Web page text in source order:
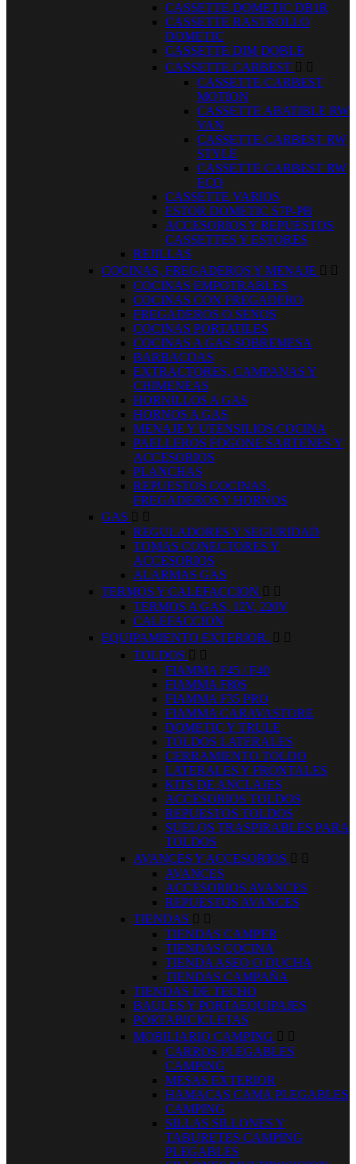
CASSETTE DOMETIC DB1R
CASSETTE RASTROLLO
DOMETIC
CASSETTE DIM DOBLE
CASSETTE CARBEST  
CASSETTE CARBEST
MOTION
CASSETTE ABATIBLE RW
VAN
CASSETTE CARBEST RW
STYLE
CASSETTE CARBEST RW
ECO
CASSETTE VARIOS
ESTOR DOMETIC S7P-PB
ACCESORIOS Y REPUESTOS
CASSETTES Y ESTORES
REJILLAS
COCINAS, FREGADEROS Y MENAJE  
COCINAS EMPOTRABLES
COCINAS CON FREGADERO
FREGADEROS O SENOS
COCINAS PORTATILES
COCINAS A GAS SOBREMESA
BARBACOAS
EXTRACTORES, CAMPANAS Y
CHIMENEAS
HORNILLOS A GAS
HORNOS A GAS
MENAJE Y UTENSILIOS COCINA
PAELLEROS FOGONE SARTENES Y
ACCESORIOS
PLANCHAS
REPUESTOS COCINAS,
FREGADEROS Y HORNOS
GAS  
REGULADORES Y SEGURIDAD
TOMAS CONECTORES Y
ACCESORIOS
ALARMAS GAS
TERMOS Y CALEFACCION  
TERMOS A GAS, 12V, 220V
CALEFACCION
EQUIPAMIENTO EXTERIOR.  
TOLDOS  
FIAMMA F45 / F40
FIAMMA F80S
FIAMMA F35 PRO
FIAMMA CARAVASTORE
DOMETIC Y TRULE
TOLDOS LATERALES
CERRAMIENTO TOLDO
LATERALES Y FRONTALES
KITS DE ANCLAJES
ACCESORIOS TOLDOS
REPUESTOS TOLDOS
SUELOS TRASPIRABLES PARA
TOLDOS
AVANCES Y ACCESORIOS  
AVANCES
ACCESORIOS AVANCES
REPUESTOS AVANCES
TIENDAS  
TIENDAS CAMPER
TIENDAS COCINA
TIENDA ASEO O DUCHA
TIENDAS CAMPAÑA
TIENDAS DE TECHO
BAULES Y PORTAEQUIPAJES
PORTABICICLETAS
MOBILIARIO CAMPING  
CARROS PLEGABLES
CAMPING
MESAS EXTERIOR
HAMACAS CAMA PLEGABLES
CAMPING
SILLAS SILLONES Y
TABURETES CAMPING
PLEGABLES